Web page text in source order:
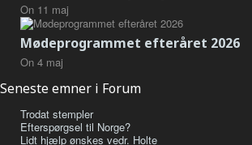
On 11 maj
Mødeprogrammet efteråret 2026
On 4 maj
Seneste emner i Forum
Trodat stempler
Efterspørgsel til Norge?
Lidt hjælp ønskes vedr. Holte